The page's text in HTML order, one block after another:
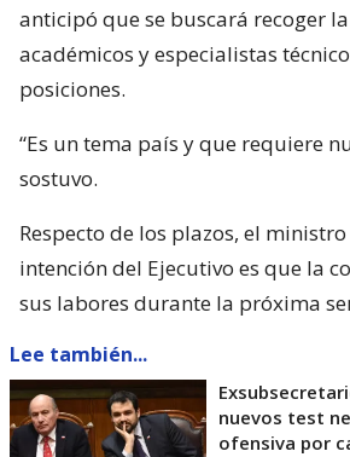
anticipó que se buscará recoger
académicos y especialistas
posiciones.
“Es un tema país y que requiere
sostuvo.
Respecto de los plazos, el
intención del Ejecutivo es que la
sus labores durante la próxima
Lee también...
nuevos test
ofensiva por